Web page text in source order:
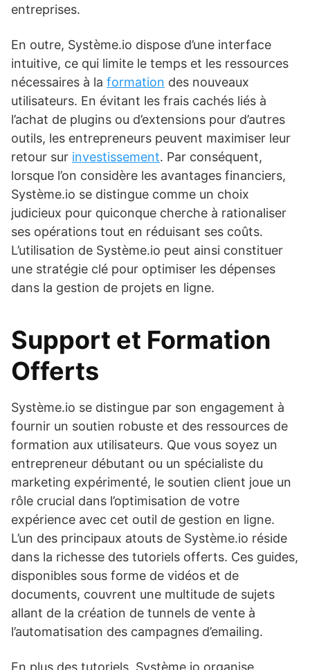
entreprises.
En outre, Système.io dispose d’une interface
intuitive, ce qui limite le temps et les ressources
nécessaires à la formation des nouveaux
utilisateurs. En évitant les frais cachés liés à
l’achat de plugins ou d’extensions pour d’autres
outils, les entrepreneurs peuvent maximiser leur
retour sur investissement. Par conséquent,
lorsque l’on considère les avantages financiers,
Système.io se distingue comme un choix
judicieux pour quiconque cherche à rationaliser
ses opérations tout en réduisant ses coûts.
L’utilisation de Système.io peut ainsi constituer
une stratégie clé pour optimiser les dépenses
dans la gestion de projets en ligne.
Support et Formation
Offerts
Système.io se distingue par son engagement à
fournir un soutien robuste et des ressources de
formation aux utilisateurs. Que vous soyez un
entrepreneur débutant ou un spécialiste du
marketing expérimenté, le soutien client joue un
rôle crucial dans l’optimisation de votre
expérience avec cet outil de gestion en ligne.
L’un des principaux atouts de Système.io réside
dans la richesse des tutoriels offerts. Ces guides,
disponibles sous forme de vidéos et de
documents, couvrent une multitude de sujets
allant de la création de tunnels de vente à
l’automatisation des campagnes d’emailing.
En plus des tutoriels, Système.io organise